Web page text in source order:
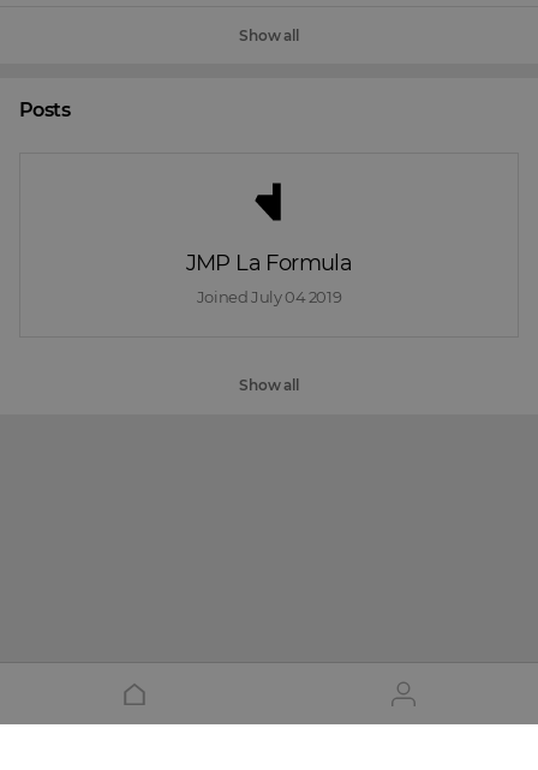
Show all
Posts
JMP La Formula
Joined July 04 2019
Show all